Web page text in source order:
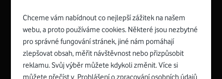
Zyxel VMG8623-T50B:
Rozměry modemu jsou 16 x 22 x 7,5 cm (včetně stojánku)
a nabízí 4 gigabitové LAN porty a bezdrátové připojení Wi-
Spojte se s Vodafonem
Chceme vám nabídnout co nejlepší zážitek na našem
webu, a proto používáme cookies. Některé jsou nezbytné
pro správné fungování stránek, jiné nám pomáhají
zlepšovat obsah, měřit návštěvnost nebo přizpůsobit
reklamu. Svůj výběr můžete kdykoli změnit. Více si
můžete přečíst v Prohlášení o zpracování osobních údajů